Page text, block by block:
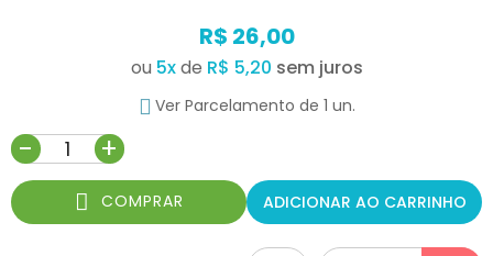
R$ 26,00
ou 5xde R$ 5,20
Ver Parcelamento de 1 un.
- +
COMPRAR ADICIONAR AO CARRINHO